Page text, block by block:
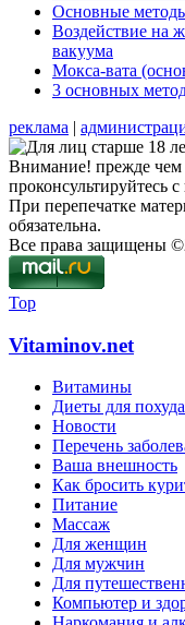
Основные
Воздействие на
вакуума
Мокса-вата
3 основных
реклама |
Внимание! прежде чем
проконсультируйтесь с
При перепечатке
обязательна.
Все права защищены
Top
Vitaminov.net
Витамины
Диеты для
Новости
Перечень
Ваша внешность
Как бросить
Питание
Массаж
Для женщин
Для мужчин
Для
Компьютер и